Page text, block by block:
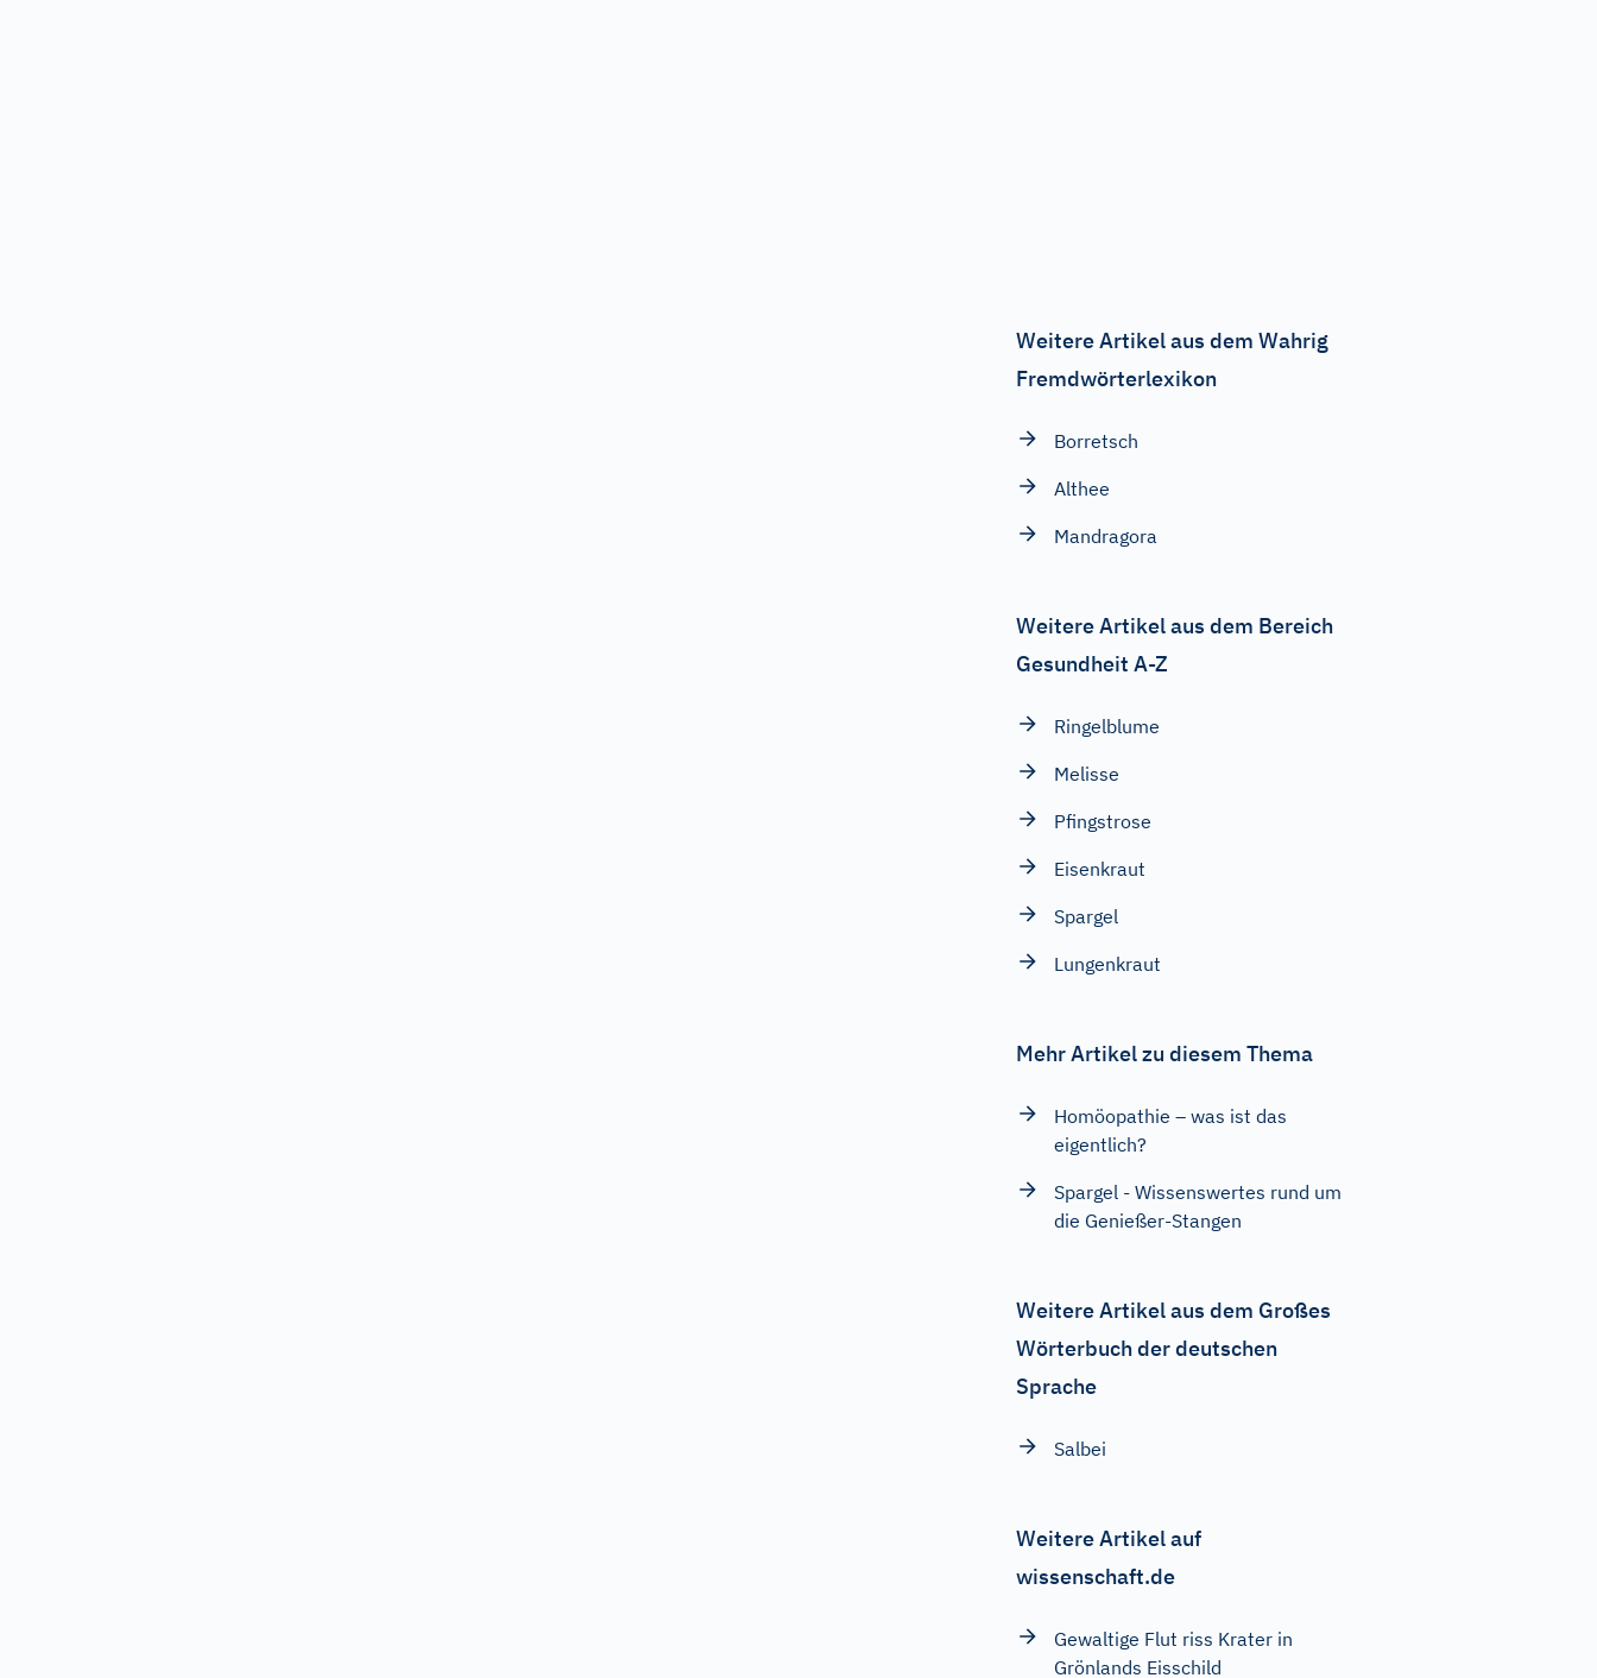
Weitere Artikel aus dem Wahrig
Fremdwörterlexikon
Borretsch
Althee
Mandragora
Weitere Artikel aus dem Bereich
Gesundheit A-Z
Ringelblume
Melisse
Pfingstrose
Eisenkraut
Spargel
Lungenkraut
Mehr Artikel zu diesem Thema
Homöopathie – was ist das
eigentlich?
Spargel - Wissenswertes rund um
die Genießer-Stangen
Weitere Artikel aus dem Großes
Wörterbuch der deutschen
Sprache
Salbei
Weitere Artikel auf
wissenschaft.de
Gewaltige Flut riss Krater in
Grönlands Eisschild